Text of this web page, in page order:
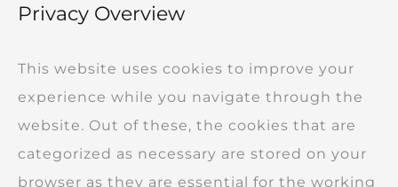
Privacy Overview
This website uses cookies to improve your
experience while you navigate through the
website. Out of these, the cookies that are
categorized as necessary are stored on your
browser as they are essential for the working